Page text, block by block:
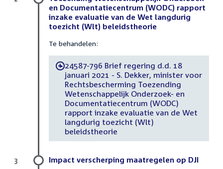
en Documentatiecentrum (WODC) rapport
inzake evaluatie van de Wet langdurig
toezicht (Wlt) beleidstheorie
Te behandelen:
-24587-796 Brief regering d.d. 18
januari 2021 - S. Dekker, minister voor
Rechtsbescherming Toezending
Wetenschappelijk Onderzoek- en
Documentatiecentrum (WODC)
rapport inzake evaluatie van de Wet
langdurig toezicht (Wlt)
beleidstheorie
Impact verscherping maatregelen op DJI
3